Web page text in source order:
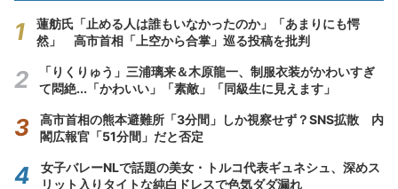
蓮舫氏「止める人は誰もいなかったのか」「あまりにも愕
然」 高市首相「上空から合掌」巡る投稿を批判
「りくりゅう」三浦璃来＆木原龍一、制服衣装がかわいすぎ
て悶絶...「かわいい」「素敵」「同級生に見えます」
高市首相の熊本避難所「3分間」しか視察せず？SNS拡散 内
閣広報官「51分間」だと否定
女子バレーNLで話題の美女・トルコ代表ギュネシュ、深めス
リット入りタイトな純白ドレスで色気ダダ漏れ